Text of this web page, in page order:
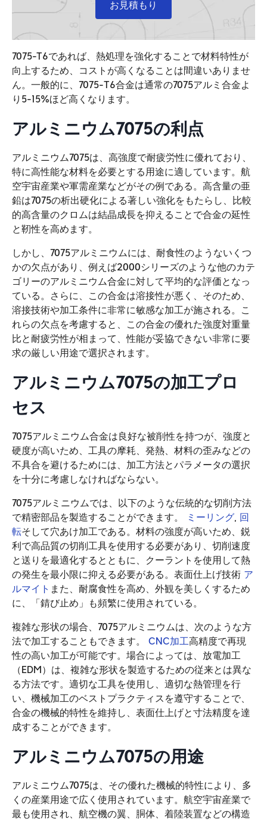
お見積もり
7075-T6であれば、熱処理を強化することで材料特性が
向上するため、コストが高くなることは間違いありませ
ん。一般的に、7075-T6合金は通常の7075アルミ合金よ
り5-15%ほど高くなります。
アルミニウム7075の利点
アルミニウム7075は、高強度で耐疲労性に優れており、
特に高性能な材料を必要とする用途に適しています。航
空宇宙産業や軍需産業などがその例である。高含量の亜
鉛は7075の析出硬化による著しい強化をもたらし、比較
的高含量のクロムは結晶成長を抑えることで合金の延性
と靭性を高めます。
しかし、7075アルミニウムには、耐食性のようないくつ
かの欠点があり、例えば2000シリーズのような他のカテ
ゴリーのアルミニウム合金に対して平均的な評価となっ
ている。さらに、この合金は溶接性が悪く、そのため、
溶接技術や加工条件に非常に敏感な加工が施される。こ
れらの欠点を考慮すると、この合金の優れた強度対重量
比と耐疲労性が相まって、性能が妥協できない非常に要
求の厳しい用途で選択されます。
アルミニウム7075の加工プロ
セス
7075アルミニウム合金は良好な被削性を持つが、強度と
硬度が高いため、工具の摩耗、発熱、材料の歪みなどの
不具合を避けるためには、加工方法とパラメータの選択
を十分に考慮しなければならない。
7075アルミニウムでは、以下のような伝統的な切削方法
で精密部品を製造することができます。
ミーリング, 回
転そして穴あけ加工である。材料の強度が高いため、鋭
利で高品質の切削工具を使用する必要があり、切削速度
と送りを最適化するとともに、クーラントを使用して熱
の発生を最小限に抑える必要がある。表面仕上げ技術 ア
ルマイト また、耐腐食性を高め、外観を美しくするため
に、「錆び止め」も頻繁に使用されている。
複雑な形状の場合、7075アルミニウムは、次のような方
法で加工することもできます。 CNC加工高精度で再現
性の高い加工が可能です。場合によっては、放電加工
（EDM）は、複雑な形状を製造するための従来とは異な
る方法です。適切な工具を使用し、適切な熱管理を行
い、機械加工のベストプラクティスを遵守することで、
合金の機械的特性を維持し、表面仕上げと寸法精度を達
成することができます。
アルミニウム7075の用途
アルミニウム7075は、その優れた機械的特性により、多
くの産業用途で広く使用されています。航空宇宙産業で
最も使用され、航空機の翼、胴体、着陸装置などの構造